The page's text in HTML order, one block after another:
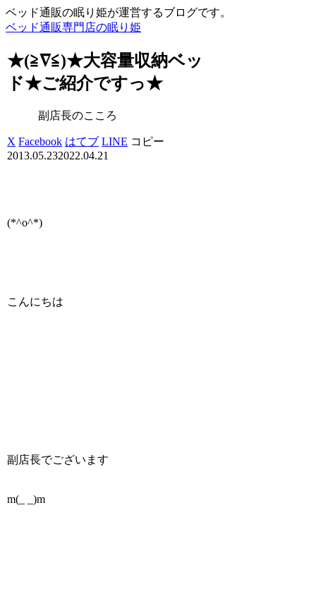
ベッド通販の眠り姫が運営するブログです。
ベッド通販専門店の眠り姫
★(≧∇≦)★大容量収納ベッ
ド★ご紹介ですっ★
副店長のこころ
X Facebook はてブ LINE コピー
2013.05.232022.04.21
(*^o^*)
こんにちは
副店長でございます
m(_ _)m